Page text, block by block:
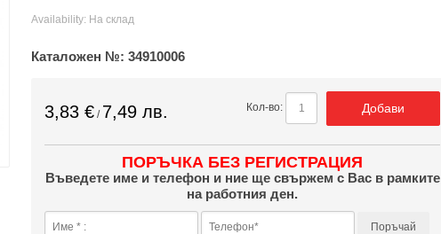
Availability: На склад
Каталожен №:34910006
3,83 € / 7,49 лв. Кол-во: Добави
ПОРЪЧКА БЕЗ РЕГИСТРАЦИЯ
Въведете име и телефон и ние ще свържем с Вас в рамките
на работния ден.
Поръчай